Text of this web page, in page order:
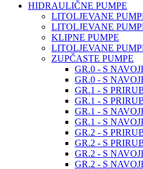
HIDRAULIČNE PUMPE
LITOLJEVANE
LITOLJEVANE
KLIPNE PUMPE
LITOLJEVANE
ZUPČASTE PUMPE
GR.0 - S
GR.0 - S
GR.1 - S
GR.1 - S
GR.1 - S
GR.1 - S
GR.2 - S
GR.2 - S
GR.2 - S
GR.2 - S